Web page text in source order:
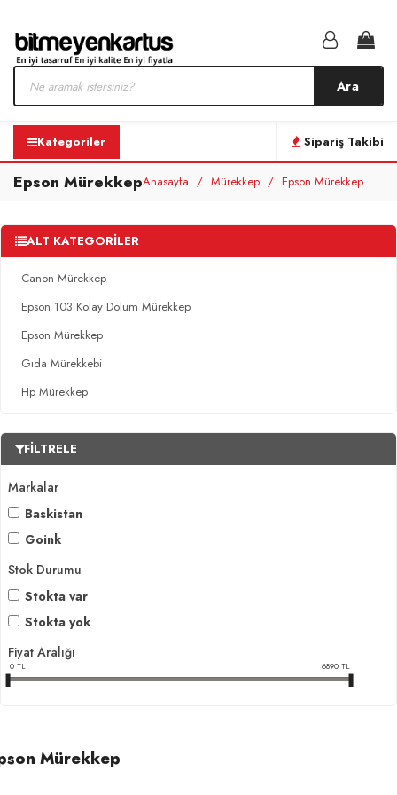
Ara
Kategoriler Sipariş Takibi
Epson MürekkepAnasayfa Mürekkep Epson Mürekkep
ALT KATEGORILER
Canon Mürekkep
Epson 103 Kolay Dolum Mürekkep
Epson Mürekkep
Gıda Mürekkebi
Hp Mürekkep
FILTRELE
Markalar
Baskistan
Goink
Stok Durumu
Stokta var
Stokta yok
Fiyat Aralığı
0 TL 6890 TL
Mürekkep